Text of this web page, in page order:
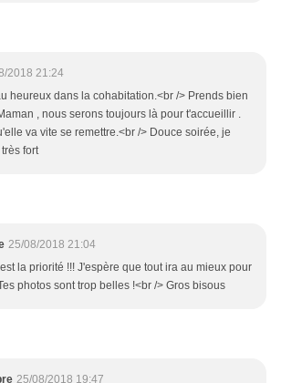
2018 21:24
heureux dans la cohabitation.<br /> Prends bien
, nous serons toujours là pour t'accueillir .
va vite se remettre.<br /> Douce soirée, je
fort
25/08/2018 21:04
la priorité !!! J'espère que tout ira au mieux pour
photos sont trop belles !<br /> Gros bisous
25/08/2018 19:47